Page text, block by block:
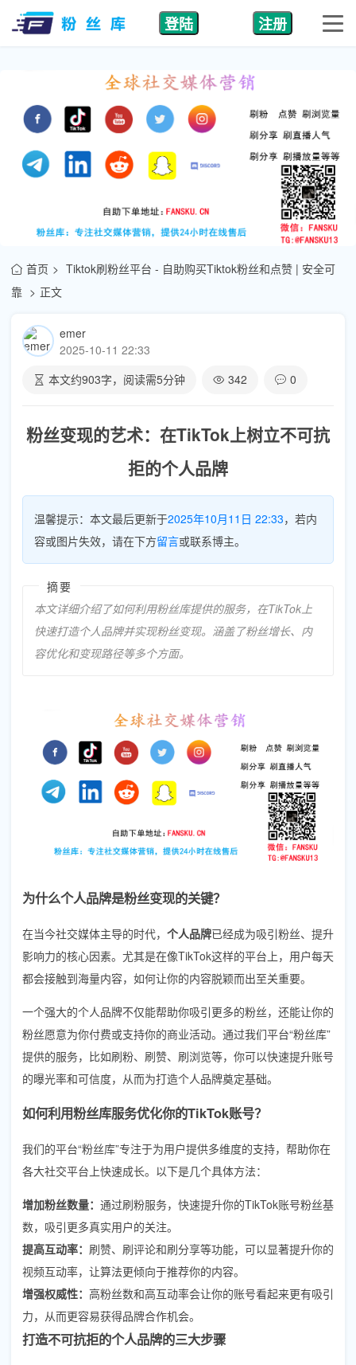
登陆 注册
首页
Tiktok刷粉丝平台 - 自助购买Tiktok粉丝和点赞 | 安全可
靠
正文
emer
2025-10-11 22:33
本文约903字，阅读需5分钟 342 0
粉丝变现的艺术：在TikTok上树立不可抗
拒的个人品牌
温馨提示：本文最后更新于2025年10月11日 22:33，若内
容或图片失效，请在下方留言或联系博主。
摘要
本文详细介绍了如何利用粉丝库提供的服务，在TikTok上
快速打造个人品牌并实现粉丝变现。涵盖了粉丝增长、内
容优化和变现路径等多个方面。
为什么个人品牌是粉丝变现的关键？
在当今社交媒体主导的时代， 个人品牌已经成为吸引粉丝、提升
影响力的核心因素。尤其是在像TikTok这样的平台上，用户每天
都会接触到海量内容，如何让你的内容脱颖而出至关重要。
一个强大的个人品牌不仅能帮助你吸引更多的粉丝，还能让你的
粉丝愿意为你付费或支持你的商业活动。通过我们平台“粉丝库”
提供的服务，比如刷粉、刷赞、刷浏览等，你可以快速提升账号
的曝光率和可信度，从而为打造个人品牌奠定基础。
如何利用粉丝库服务优化你的TikTok账号？
我们的平台“粉丝库”专注于为用户提供多维度的支持，帮助你在
各大社交平台上快速成长。以下是几个具体方法：
增加粉丝数量： 通过刷粉服务，快速提升你的TikTok账号粉丝基
数，吸引更多真实用户的关注。
提高互动率： 刷赞、刷评论和刷分享等功能，可以显著提升你的
视频互动率，让算法更倾向于推荐你的内容。
增强权威性： 高粉丝数和高互动率会让你的账号看起来更有吸引
力，从而更容易获得品牌合作机会。
打造不可抗拒的个人品牌的三大步骤